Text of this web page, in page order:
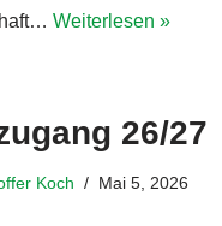
Weiterlesen »
26/27
Koch Mai 5, 2026